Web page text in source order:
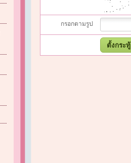
กรอกตามรูป